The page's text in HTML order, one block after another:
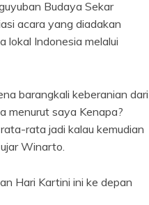
Budaya Sekar
acara yang diadakan
lokal Indonesia melalui
barangkali keberanian dari
menurut saya Kenapa?
rata jadi kalau kemudian
Winarto.
Hari Kartini ini ke depan